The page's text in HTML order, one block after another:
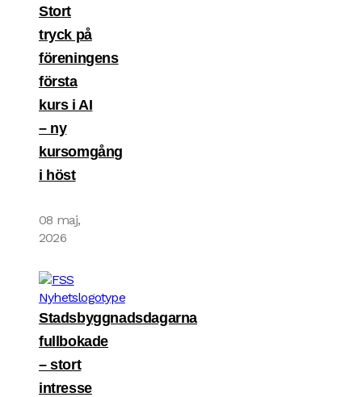
Stort
tryck på
föreningens
första
kurs i AI
– ny
kursomgång
i höst
08 maj,
2026
Stadsbyggnadsdagarna
fullbokade
– stort
intresse